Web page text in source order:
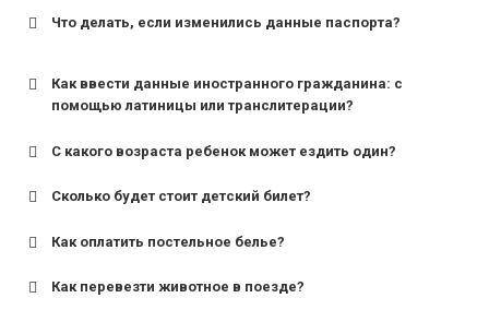
Что делать, если изменились данные паспорта?
Как ввести данные иностранного гражданина: с
помощью латиницы или транслитерации?
С какого возраста ребенок может ездить один?
для поездов дальнего следования — от 10 лет и
для пригородных поездов — от 7 лет.
Сколько будет стоит детский билет?
Как оплатить постельное белье?
Как перевезти животное в поезде?